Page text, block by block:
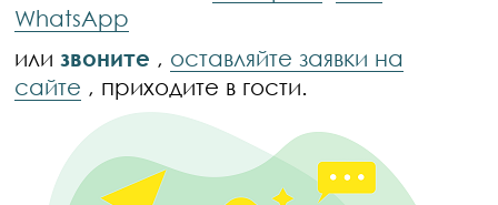
WhatsApp
илизвоните , оставляйте заявки на
сайте , приходите в гости.